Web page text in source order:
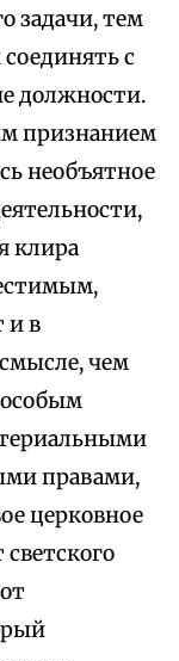
задачи, тем
с
должности.
признанием
необъятное
клира
и в
чем
правами,
церковное